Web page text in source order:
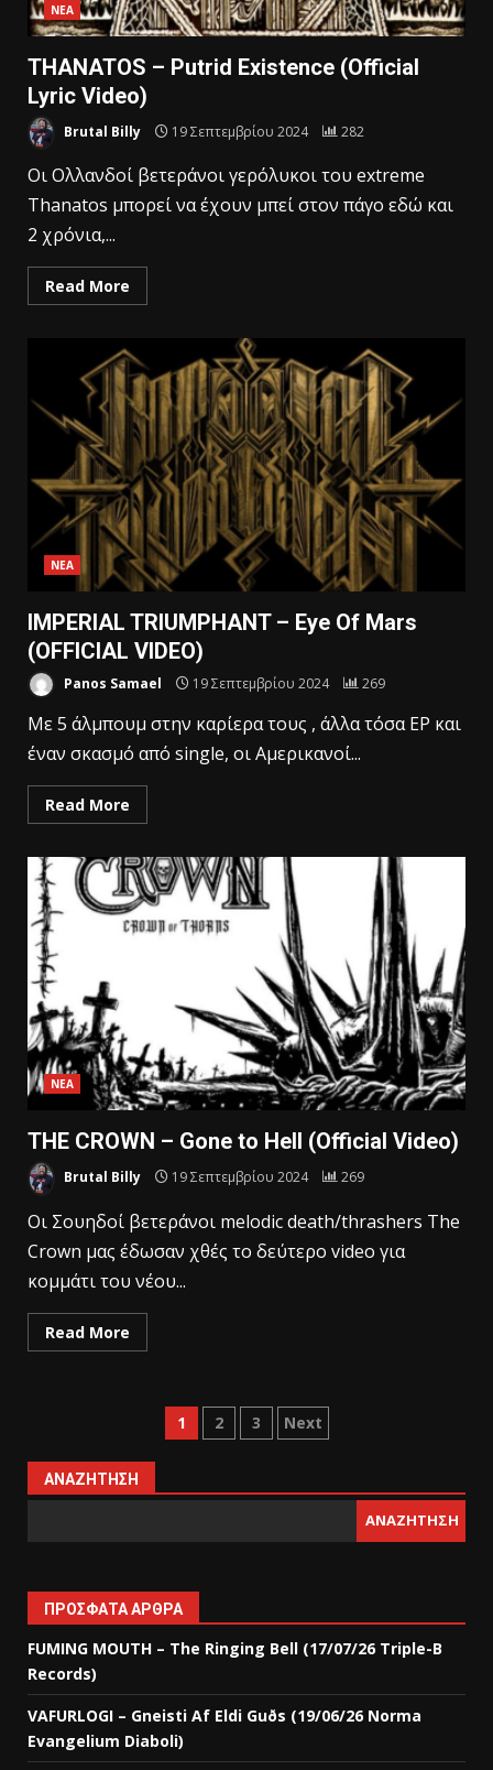
ΝΕΑ
THANATOS – Putrid Existence (Official
Lyric Video)
Brutal Billy 19 Σεπτεμβρίου 2024 282
Oι Ολλανδοί βετεράνοι γερόλυκοι του extreme
Thanatos μπορεί να έχουν μπεί στον πάγο εδώ και
2 χρόνια,...
Read More
ΝΕΑ
IMPERIAL TRIUMPHANT – Eye Of Mars
(OFFICIAL VIDEO)
Panos Samael 19 Σεπτεμβρίου 2024 269
Με 5 άλμπουμ στην καρίερα τους , άλλα τόσα ΕΡ και
έναν σκασμό από single, οι Αμερικανοί...
Read More
ΝΕΑ
THE CROWN – Gone to Hell (Official Video)
Brutal Billy 19 Σεπτεμβρίου 2024 269
Οι Σουηδοί βετεράνοι melodic death/thrashers The
Crown μας έδωσαν χθές το δεύτερο video για
κομμάτι του νέου...
Read More
1 2 3 Next
ΑΝΑΖΉΤΗΣΗ
ΑΝΑΖΉΤΗΣΗ
ΠΡΌΣΦΑΤΑ ΆΡΘΡΑ
FUMING MOUTH – The Ringing Bell (17/07/26 Triple-B
Records)
VAFURLOGI – Gneisti Af Eldi Guðs (19/06/26 Norma
Evangelium Diaboli)